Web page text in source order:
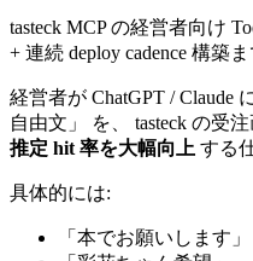
tasteck MCP の経営者向け
+ 連続 deploy cadence 構築
経営者が ChatGPT / Claude
自由文」 を、 tasteck の受
推定 hit 率を大幅向上 する
具体的には:
「本でお願いします